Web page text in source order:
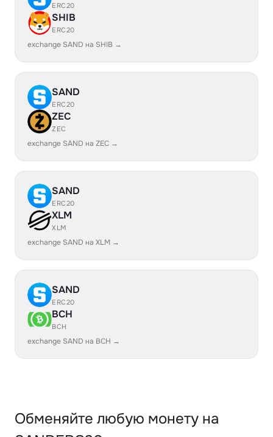
ERC20
SHIB
ERC20
exchange SAND на SHIB →
SAND
ERC20
ZEC
ZEC
exchange SAND на ZEC →
SAND
ERC20
XLM
XLM
exchange SAND на XLM →
SAND
ERC20
BCH
BCH
exchange SAND на BCH →
Обменяйте любую монету на